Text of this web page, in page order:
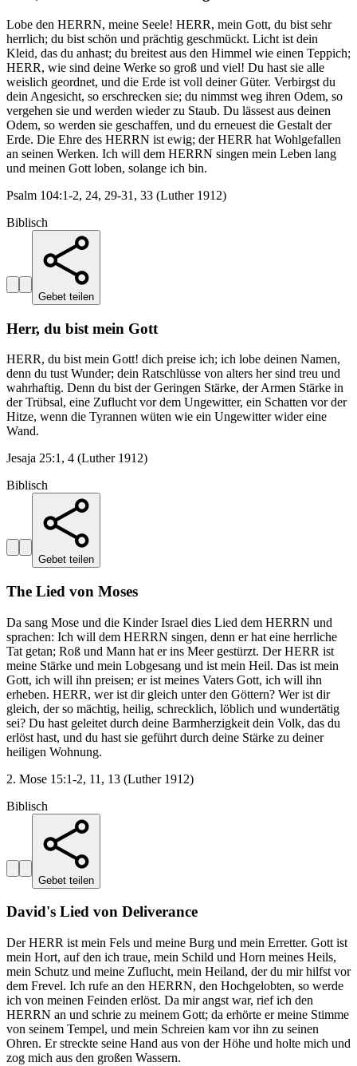
Lobe den HERRN, meine Seele! HERR, mein Gott, du bist sehr
herrlich; du bist schön und prächtig geschmückt. Licht ist dein
Kleid, das du anhast; du breitest aus den Himmel wie einen Teppich;
HERR, wie sind deine Werke so groß und viel! Du hast sie alle
weislich geordnet, und die Erde ist voll deiner Güter. Verbirgst du
dein Angesicht, so erschrecken sie; du nimmst weg ihren Odem, so
vergehen sie und werden wieder zu Staub. Du lässest aus deinen
Odem, so werden sie geschaffen, und du erneuest die Gestalt der
Erde. Die Ehre des HERRN ist ewig; der HERR hat Wohlgefallen
an seinen Werken. Ich will dem HERRN singen mein Leben lang
und meinen Gott loben, solange ich bin.
Psalm 104:1-2, 24, 29-31, 33 (Luther 1912)
Biblisch
Gebet teilen
Herr, du bist mein Gott
HERR, du bist mein Gott! dich preise ich; ich lobe deinen Namen,
denn du tust Wunder; dein Ratschlüsse von alters her sind treu und
wahrhaftig. Denn du bist der Geringen Stärke, der Armen Stärke in
der Trübsal, eine Zuflucht vor dem Ungewitter, ein Schatten vor der
Hitze, wenn die Tyrannen wüten wie ein Ungewitter wider eine
Wand.
Jesaja 25:1, 4 (Luther 1912)
Biblisch
Gebet teilen
The Lied von Moses
Da sang Mose und die Kinder Israel dies Lied dem HERRN und
sprachen: Ich will dem HERRN singen, denn er hat eine herrliche
Tat getan; Roß und Mann hat er ins Meer gestürzt. Der HERR ist
meine Stärke und mein Lobgesang und ist mein Heil. Das ist mein
Gott, ich will ihn preisen; er ist meines Vaters Gott, ich will ihn
erheben. HERR, wer ist dir gleich unter den Göttern? Wer ist dir
gleich, der so mächtig, heilig, schrecklich, löblich und wundertätig
sei? Du hast geleitet durch deine Barmherzigkeit dein Volk, das du
erlöst hast, und du hast sie geführt durch deine Stärke zu deiner
heiligen Wohnung.
2. Mose 15:1-2, 11, 13 (Luther 1912)
Biblisch
Gebet teilen
David's Lied von Deliverance
Der HERR ist mein Fels und meine Burg und mein Erretter. Gott ist
mein Hort, auf den ich traue, mein Schild und Horn meines Heils,
mein Schutz und meine Zuflucht, mein Heiland, der du mir hilfst vor
dem Frevel. Ich rufe an den HERRN, den Hochgelobten, so werde
ich von meinen Feinden erlöst. Da mir angst war, rief ich den
HERRN an und schrie zu meinem Gott; da erhörte er meine Stimme
von seinem Tempel, und mein Schreien kam vor ihn zu seinen
Ohren. Er streckte seine Hand aus von der Höhe und holte mich und
zog mich aus den großen Wassern.